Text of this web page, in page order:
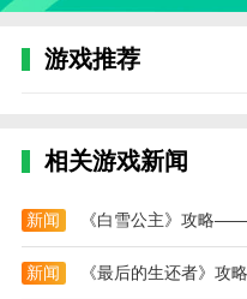
术组合；
3、智能AI对手：敌
军团对抗赛并共享军团
重装上阵王牌空战手机
1、自由切换视角与
增加沉浸感，第三人称
游戏推荐
相关游戏新闻
新闻
新闻